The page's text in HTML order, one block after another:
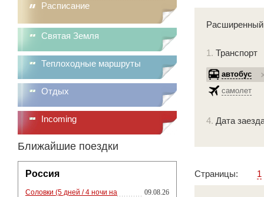
Расписание
Святая Земля
Теплоходные маршруты
Отдых
Incoming
Ближайшие поездки
Россия
Соловки (5 дней / 4 ночи на
09.08.26
1. Транспорт
автобус
самолет
4. Дата
Страницы: 1